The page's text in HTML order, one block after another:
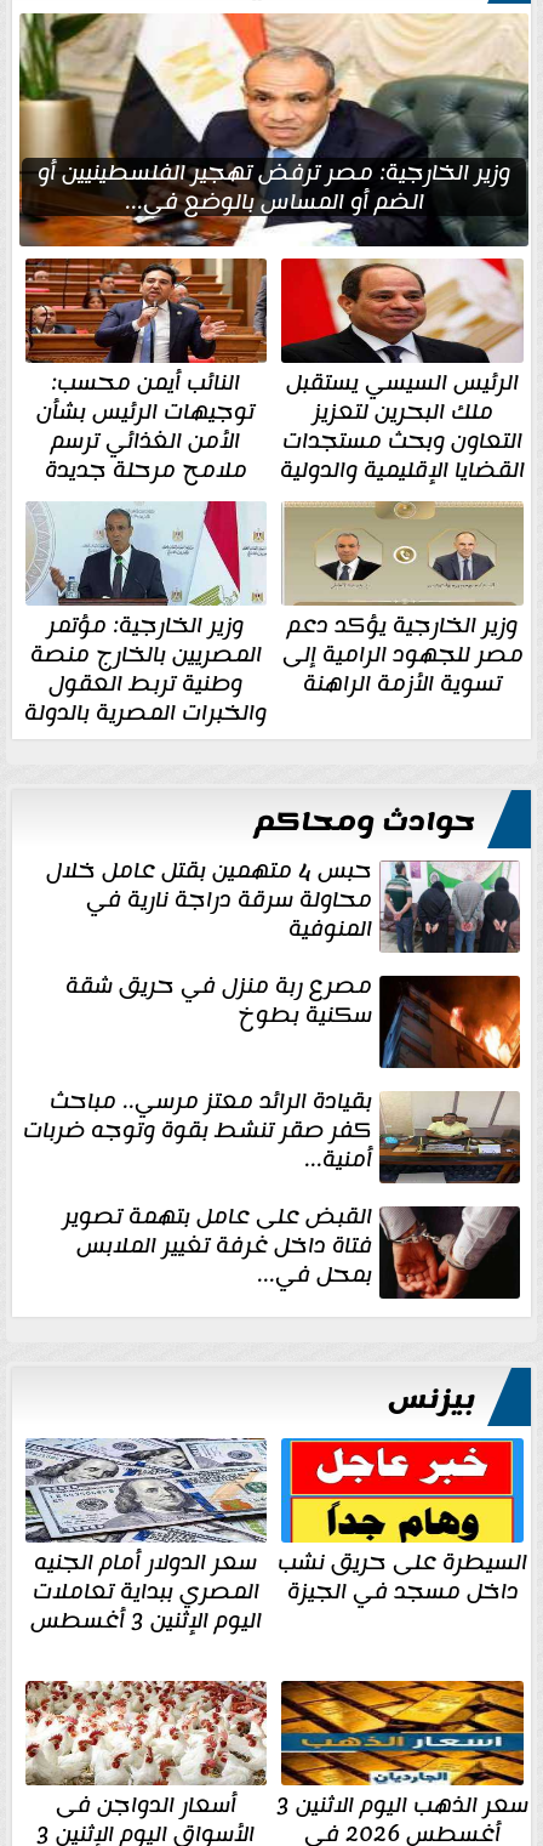
وزير الخارجية: مصر ترفض تهجير الفلسطينيين أو
الضم أو المساس بالوضع في...
الرئيس السيسي يستقبل
ملك البحرين لتعزيز
التعاون وبحث مستجدات
القضايا الإقليمية والدولية
النائب أيمن محسب:
توجيهات الرئيس بشأن
الأمن الغذائي ترسم
ملامح مرحلة جديدة
وزير الخارجية يؤكد دعم
مصر للجهود الرامية إلى
تسوية الأزمة الراهنة
وزير الخارجية: مؤتمر
المصريين بالخارج منصة
وطنية تربط العقول
والخبرات المصرية بالدولة
حوادث ومحاكم
حبس 4 متهمين بقتل عامل خلال
محاولة سرقة دراجة نارية في
المنوفية
مصرع ربة منزل في حريق شقة
سكنية بطوخ
بقيادة الرائد معتز مرسي.. مباحث
كفر صقر تنشط بقوة وتوجه ضربات
أمنية...
القبض على عامل بتهمة تصوير
فتاة داخل غرفة تغيير الملابس
بمحل في...
بيزنس
السيطرة على حريق نشب
داخل مسجد في الجيزة
سعر الدولار أمام الجنيه
المصري ببداية تعاملات
اليوم الإثنين 3 أغسطس
سعر الذهب اليوم الاثنين 3
أغسطس 2026 في
أسعار الدواجن فى
الأسواق اليوم الإثنين 3